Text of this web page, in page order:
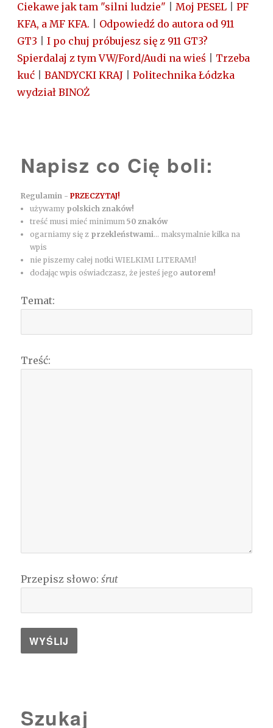
Ciekawe jak tam "silni ludzie"
Moj PESEL
PF
KFA, a MF KFA.
Odpowiedź do autora od 911
GT3
I po chuj próbujesz się z 911 GT3?
Spierdalaj z tym VW/Ford/Audi na wieś
Trzeba
kuć
BANDYCKI KRAJ
Politechnika Łódzka
wydział BINOŻ
Napisz co Cię boli:
Regulamin -PRZECZYTAJ!
używamy polskich znaków!
treść musi mieć minimum50 znaków
ogarniamy się z przekleństwami... maksymalnie kilka na
wpis
nie piszemy całej notki WIELKIMI LITERAMI!
dodając wpis oświadczasz, że jesteś jego autorem!
Temat:
Treść:
Przepisz słowo:śrut
Szukaj